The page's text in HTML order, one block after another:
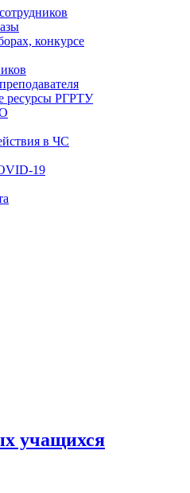
конкурсе
ресурсы РГРТУ
в ЧС
19
учащихся